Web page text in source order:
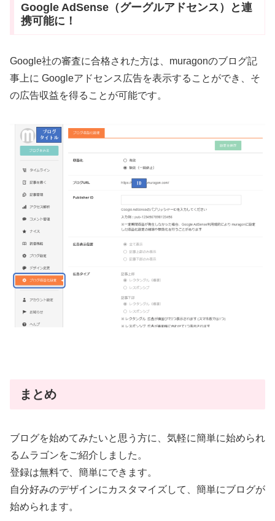
Google AdSense（グーグルアドセンス）と連
携可能に！
Google社の審査に合格された方は、muragonのブログ記
事上に Googleアドセンス広告を表示することができ、そ
の広告収益を得ることが可能です。
まとめ
ブログを始めてみたいと思う方に、気軽に簡単に始められ
るムラゴンをご紹介しました。
登録は無料で、簡単にできます。
自分好みのデザインにカスタマイズして、簡単にブログが
始められます。